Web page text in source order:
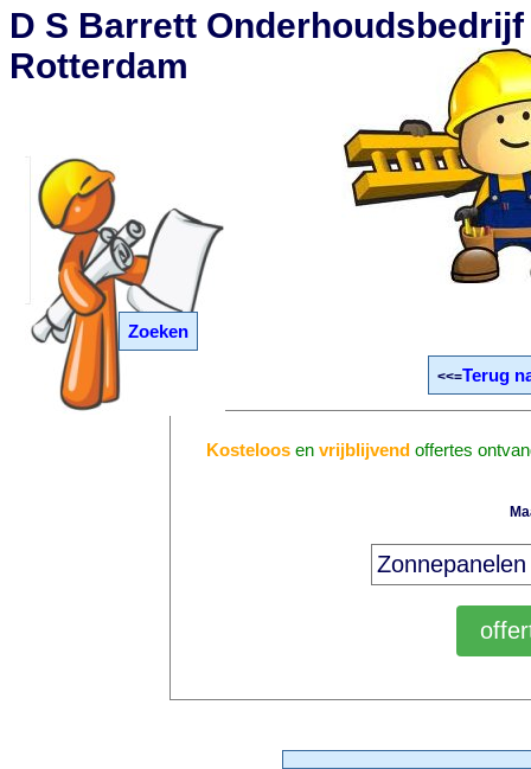
Zoeken
D S Barrett
Rotterdam
<<=Terug
Kosteloosen vrijblijvendoffertes